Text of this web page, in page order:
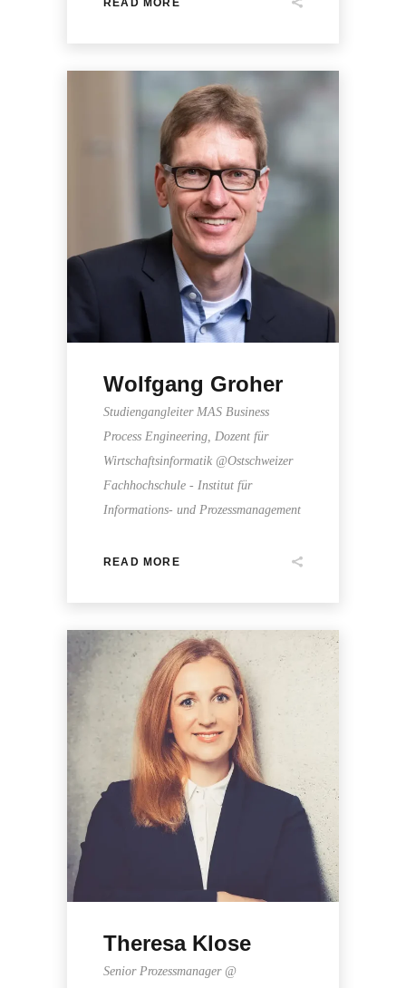
READ MORE
Wolfgang Groher
Studiengangleiter MAS Business
Process Engineering, Dozent für
Wirtschaftsinformatik @Ostschweizer
Fachhochschule - Institut für
Informations- und Prozessmanagement
READ MORE
Theresa Klose
Senior Prozessmanager @